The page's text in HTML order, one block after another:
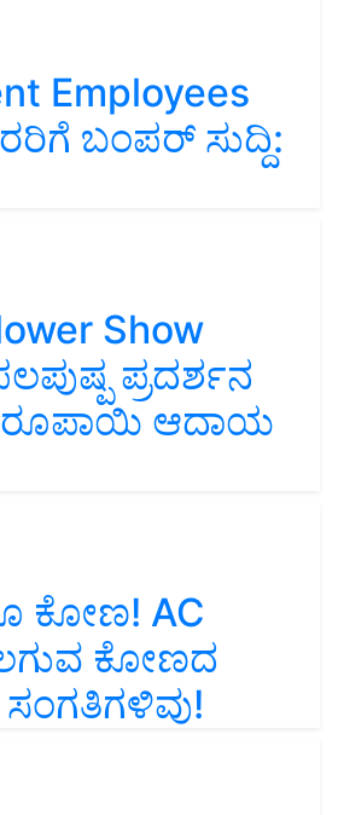
Employees
ಬಂಪರ್‌ ಸುದ್ದಿ:
Show
ಪ್ರದರ್ಶನ
ರೂಪಾಯಿ ಆದಾಯ
ಕೋಣ! AC
ಕೋಣದ
ಸಂಗತಿಗಳಿವು!